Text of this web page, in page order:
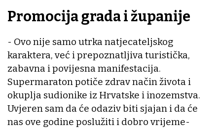
Promocija grada i županije
- Ovo nije samo utrka natjecateljskog
karaktera, već i prepoznatljiva turistička,
zabavna i povijesna manifestacija.
Supermaraton potiče zdrav način života i
okuplja sudionike iz Hrvatske i inozemstva.
Uvjeren sam da će odaziv biti sjajan i da će
nas ove godine poslužiti i dobro vrijeme-